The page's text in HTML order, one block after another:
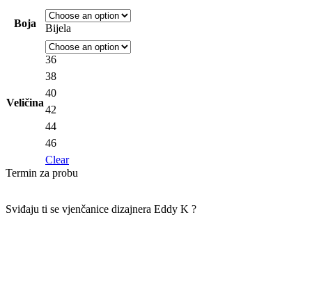
Boja Bijela
Veličina
36
38
40
42
44
46
Clear
Termin za probu
Sviđaju ti se vjenčanice dizajnera Eddy K ?